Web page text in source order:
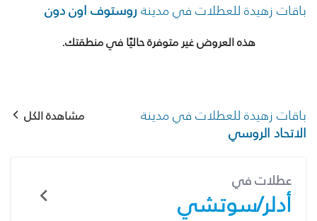
باقات زهيدة للعطلات في مدينة روستوف اون دون
هذه العروض غير متوفرة حاليًا في منطقتك.
باقات زهيدة للعطلات في مدينة
الاتحاد الروسي
مشاهدة الكل
عطلات في
أدلر/سوتشي